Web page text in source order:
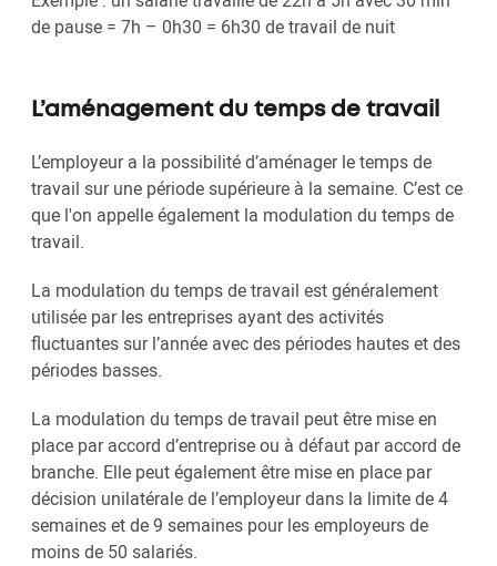
de pause = 7h – 0h30 = 6h30 de travail de nuit
L’aménagement du temps de travail
L’employeur a la possibilité d’aménager le temps de
travail sur une période supérieure à la semaine. C’est ce
que l'on appelle également la modulation du temps de
travail.
La modulation du temps de travail est généralement
utilisée par les entreprises ayant des activités
fluctuantes sur l’année avec des périodes hautes et des
périodes basses.
La modulation du temps de travail peut être mise en
place par accord d’entreprise ou à défaut par accord de
branche. Elle peut également être mise en place par
décision unilatérale de l’employeur dans la limite de 4
semaines et de 9 semaines pour les employeurs de
moins de 50 salariés.